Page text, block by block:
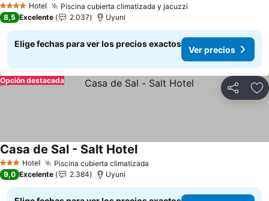
4 EstrellasHotel Piscina cubierta climatizada y jacuzzi
8,5 Excelente 2.037 Uyuni
Elige fechas para ver los precios exactos
Ver precios
Compartir
Opción destacada
3 Estrellas
Hotel Piscina cubierta climatizada
Casa de Sal - Salt Hotel
9,0 Excelente 2.384 Uyuni